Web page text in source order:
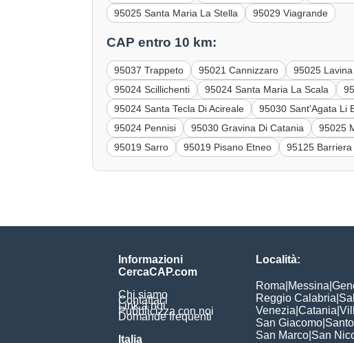
95025 Santa Maria La Stella
95029 Viagrande
CAP entro 10 km:
95037 Trappeto 95021 Cannizzaro 95025 Lavina
95024 Scillichenti
95024 Santa Maria La Scala
95024 Santa Tecla Di Acireale
95030 Sant'Agata Li
95024 Pennisi
95030 Gravina Di Catania 95025
95019 Sarro
95019 Pisano Etneo 95125
Informazioni
CercaCAP.com
Chi siamo
Contattaci
Link a noi
Pubblicizza con noi
Domande frequenti
Italia
Località:
Roma Messina
Reggio Calabria
Venezia Catania
San Giacomo
San Marco San